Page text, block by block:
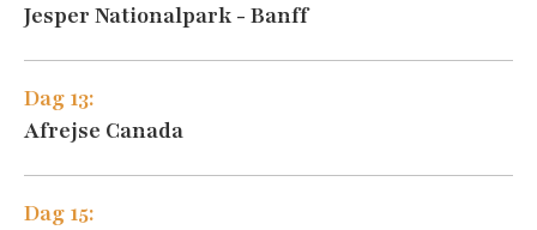
Jesper Nationalpark - Banff
Dag 13:
Afrejse Canada
Dag 15: